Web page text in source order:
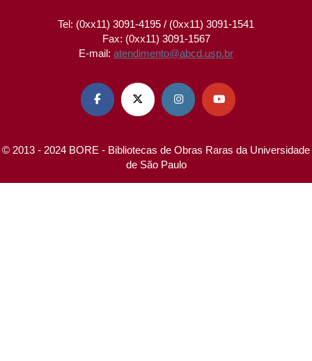
Tel: (0xx11) 3091-4195 / (0xx11) 3091-1541
Fax: (0xx11) 3091-1567
E-mail: atendimento@abcd.usp.br
   
© 2013 - 2024 BORE - Bibliotecas de Obras Raras da Universidade
de São Paulo